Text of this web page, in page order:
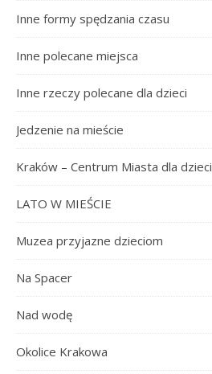
Inne formy spędzania czasu
Inne polecane miejsca
Inne rzeczy polecane dla dzieci
Jedzenie na mieście
Kraków – Centrum Miasta dla dzieci
LATO W MIEŚCIE
Muzea przyjazne dzieciom
Na Spacer
Nad wodę
Okolice Krakowa